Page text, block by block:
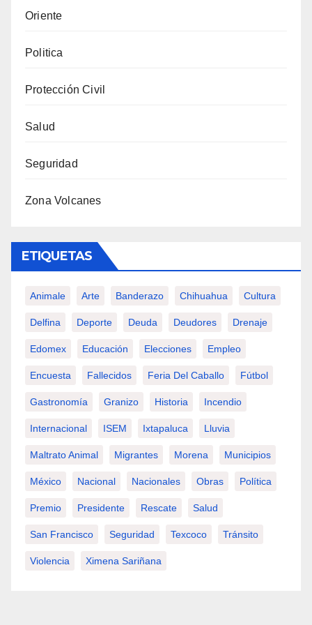
Oriente
Politica
Protección Civil
Salud
Seguridad
Zona Volcanes
ETIQUETAS
Animale Arte Banderazo Chihuahua Cultura
Delfina Deporte Deuda Deudores Drenaje
Edomex Educación Elecciones Empleo
Encuesta Fallecidos Feria Del Caballo Fútbol
Gastronomía Granizo Historia Incendio
Internacional ISEM Ixtapaluca Lluvia
Maltrato Animal Migrantes Morena Municipios
México Nacional Nacionales Obras Política
Premio Presidente Rescate Salud
San Francisco Seguridad Texcoco Tránsito
Violencia Ximena Sariñana